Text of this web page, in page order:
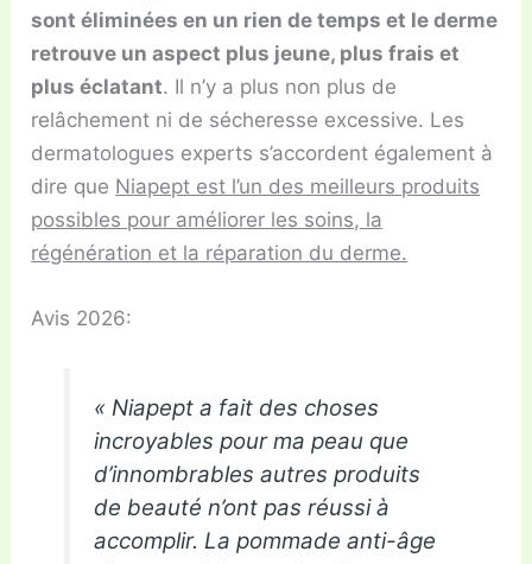
sont éliminées en un rien de temps et le derme
retrouve un aspect plus jeune, plus frais et
plus éclatant. Il n’y a plus non plus de
relâchement ni de sécheresse excessive. Les
dermatologues experts s’accordent également à
dire que Niapept est l’un des meilleurs produits
possibles pour améliorer les soins, la
régénération et la réparation du derme.
Avis 2026:
« Niapept a fait des choses
incroyables pour ma peau que
d’innombrables autres produits
de beauté n’ont pas réussi à
accomplir. La pommade anti-âge